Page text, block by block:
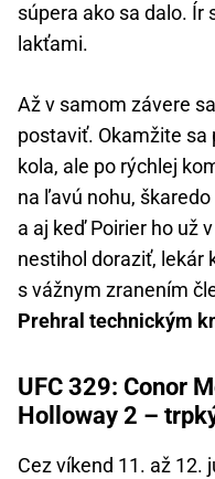
súpera ako sa dalo. Ír
lakťami.
Až v samom závere
postaviť. Okamžite
kola, ale po rýchlej
na ľavú nohu,
a aj keď Poirier ho už
nestihol doraziť, lekár
s vážnym zranením
Prehral technickým
UFC 329: Conor
Holloway 2 –
Cez víkend 11. až 12.